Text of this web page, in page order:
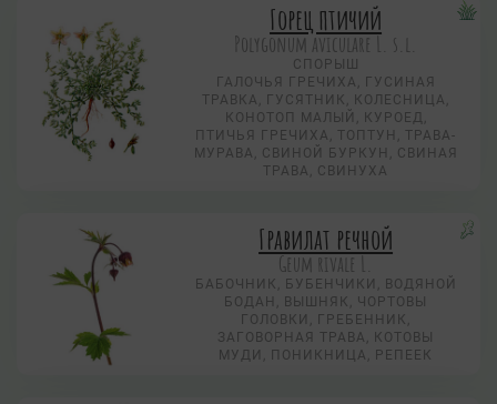
Горец птичий
Polygonum aviculare L. s.l.
СПОРЫШ
ГАЛОЧЬЯ ГРЕЧИХА, ГУСИНАЯ
ТРАВКА, ГУСЯТНИК, КОЛЕСНИЦА,
КОНОТОП МАЛЫЙ, КУРОЕД,
ПТИЧЬЯ ГРЕЧИХА, ТОПТУН, ТРАВА-
МУРАВА, СВИНОЙ БУРКУН, СВИНАЯ
ТРАВА, СВИНУХА
Гравилат речной
Geum rivale L.
БАБОЧНИК, БУБЕНЧИКИ, ВОДЯНОЙ
БОДАН, ВЫШНЯК, ЧОРТОВЫ
ГОЛОВКИ, ГРЕБЕННИК,
ЗАГОВОРНАЯ ТРАВА, КОТОВЫ
МУДИ, ПОНИКНИЦА, РЕПЕЕК